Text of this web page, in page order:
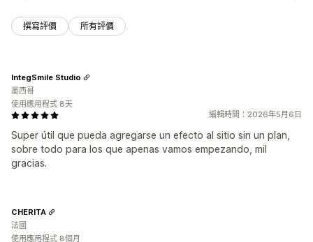
撰寫評價 所有評價
編輯時間：2026年5月6日
Super útil que pueda agregarse un efecto al sitio sin un plan,
sobre todo para los que apenas vamos empezando, mil
gracias.
IntegSmile Studio
墨西哥
使用應用程式 8天
CHERITA
法國
使用應用程式 8個月